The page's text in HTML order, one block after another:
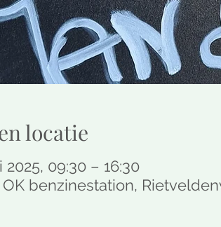
locatie
2025, 09:30 – 16:30
OK benzinestation,